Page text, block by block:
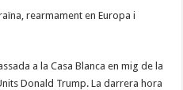
rearmament en Europa i
a la Casa Blanca en mig de la
Donald Trump. La darrera hora